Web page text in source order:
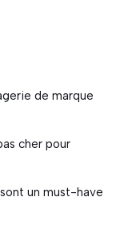
de marque
cher pour
un must-have